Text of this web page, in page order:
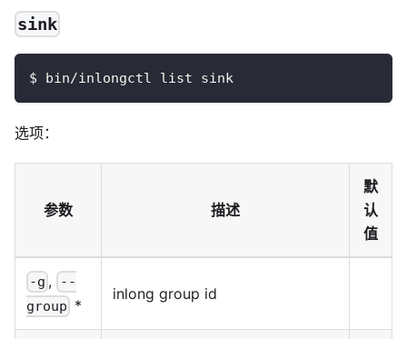
sink
$ bin/inlongctl list sink
选项：
参数 描述
默
认
值
-g , --
group *
inlong group id